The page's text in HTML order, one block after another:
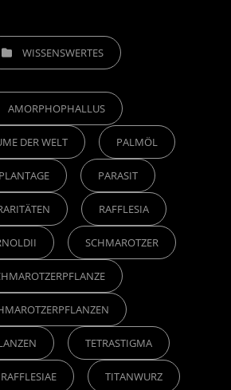
WISSENSWERTES
AMORPHOPHALLUS
DER WELT PALMÖL
PARASIT
RAFFLESIA
SCHMAROTZER
TETRASTIGMA
TITANWURZ